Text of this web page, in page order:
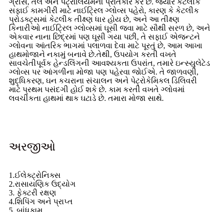
ગ્રીસ, તેલ અને પેટ્રોલિયમનો પ્રતિકાર કરે છે. જ્યારે કેટલીક
સફાઈ કામગીરી માટે નાઈટ્રિલ ગ્લોવ્સ પહેરો, કારણ કે કેટલીક
પ્રોડક્ટ્સમાં કેટલીક તીક્ષ્ણ ધાર હોય છે, અને આ તીક્ષ્ણ
કિનારીઓ નાઈટ્રિલ ગ્લોવ્સમાં ઘૂસી જવા માટે સૌથી સરળ છે, અને
એકવાર નાના છિદ્રમાં પણ ઘૂસી ગયા પછી, તે સફાઈ એજન્ટને
ગ્લોવના આંતરિક ભાગમાં પલાળવા દેવા માટે પૂરતું છે, આમ આખા
હાથમોજાને નકામું બનાવે છે.તેથી, ઉપયોગ કરતી વખતે
સાવચેતીપૂર્વક હેન્ડલિંગની આવશ્યકતા ઉપરાંત, તમારે ઇન્સ્યુલેટેડ
ગ્લોવ્સ પર આંગળીના મોજા પણ પહેરવા જોઈએ. તે જાળવણી,
શુદ્ધિકરણ, ઘન કચરાના સંચાલન અને પેટ્રોકેમિકલ ડિલિવરી
માટે પ્રથમ પસંદગી હોઈ શકે છે. કામ કરતી વખતે ગ્લોવમાં
લવચીકતા હાથમાં થાક ઘટાડે છે. તમારા મોજા સાથે.
અરજીઓ
1.ઈલેક્ટ્રોનિક્સ
2.રાસાયણિક ઉદ્યોગ
3. ફેક્ટરી રક્ષણ
4.શિપિંગ અને પ્રાપ્ત
5. બાંધકામ